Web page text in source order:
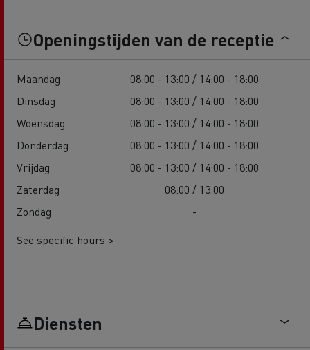
Openingstijden van de receptie
Maandag
08:00 - 13:00 / 14:00 - 18:00
Dinsdag
08:00 - 13:00 / 14:00 - 18:00
Woensdag
08:00 - 13:00 / 14:00 - 18:00
Donderdag
08:00 - 13:00 / 14:00 - 18:00
Vrijdag
08:00 - 13:00 / 14:00 - 18:00
Zaterdag
08:00 / 13:00
Zondag
-
See specific hours >
Diensten